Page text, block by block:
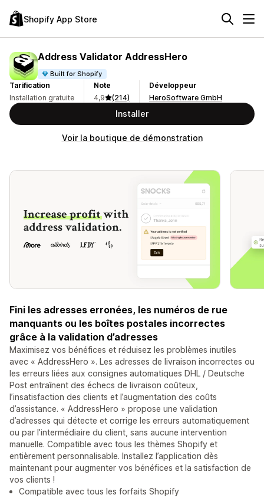
Shopify App Store
Address Validator AddressHero
Built for Shopify
Tarification
Installation gratuite
Note
4,9
(214)
Développeur
HeroSoftware GmbH
Installer
Voir la boutique de démonstration
Fini les adresses erronées, les numéros de rue
manquants ou les boîtes postales incorrectes
grâce à la validation d’adresses
Maximisez vos bénéfices et réduisez les problèmes inutiles
avec « AddressHero ». Les adresses de livraison incorrectes ou
les erreurs liées aux consignes automatiques DHL / Deutsche
Post entraînent des échecs de livraison coûteux,
l’insatisfaction des clients et l’augmentation des coûts
d’assistance. « AddressHero » propose une validation
d’adresses qui détecte et corrige les erreurs automatiquement
ou par l’intermédiaire du client, sans aucune intervention
manuelle. Compatible avec tous les thèmes Shopify et
entièrement personnalisable. Installez l’application dès
maintenant pour augmenter vos bénéfices et la satisfaction de
vos clients !
Compatible avec tous les forfaits Shopify